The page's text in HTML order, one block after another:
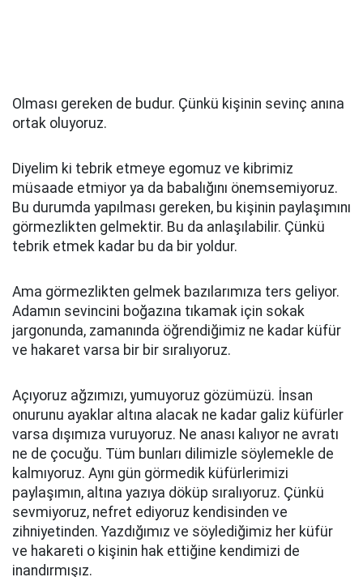
Olması gereken de budur. Çünkü kişinin sevinç anına
ortak oluyoruz.
Diyelim ki tebrik etmeye egomuz ve kibrimiz
müsaade etmiyor ya da babalığını önemsemiyoruz.
Bu durumda yapılması gereken, bu kişinin paylaşımını
görmezlikten gelmektir. Bu da anlaşılabilir. Çünkü
tebrik etmek kadar bu da bir yoldur.
Ama görmezlikten gelmek bazılarımıza ters geliyor.
Adamın sevincini boğazına tıkamak için sokak
jargonunda, zamanında öğrendiğimiz ne kadar küfür
ve hakaret varsa bir bir sıralıyoruz.
Açıyoruz ağzımızı, yumuyoruz gözümüzü. İnsan
onurunu ayaklar altına alacak ne kadar galiz küfürler
varsa dışımıza vuruyoruz. Ne anası kalıyor ne avratı
ne de çocuğu. Tüm bunları dilimizle söylemekle de
kalmıyoruz. Aynı gün görmedik küfürlerimizi
paylaşımın, altına yazıya döküp sıralıyoruz. Çünkü
sevmiyoruz, nefret ediyoruz kendisinden ve
zihniyetinden. Yazdığımız ve söylediğimiz her küfür
ve hakareti o kişinin hak ettiğine kendimizi de
inandırmışız.